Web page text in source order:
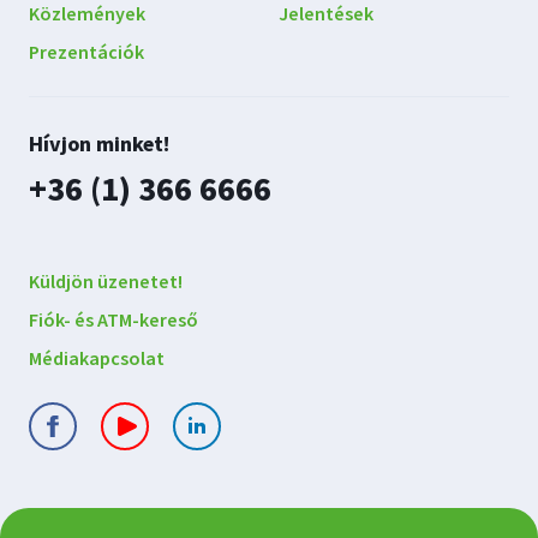
Közlemények
Jelentések
Prezentációk
Lépjen
kapcsolatba
velünk
Hívjon minket!
plusz
+36 (1) 366 6666
Küldjön üzenetet!
Fiók- és ATM-kereső
Médiakapcsolat